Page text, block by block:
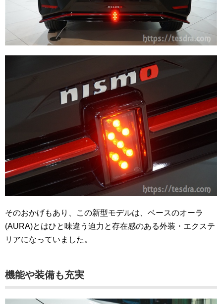
そのおかげもあり、この新型モデルは、ベースのオーラ
(AURA)とはひと味違う迫力と存在感のある外装・エクステ
リアになっていました。
機能や装備も充実